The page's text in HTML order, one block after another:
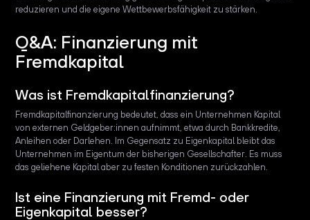
reduzieren und die eigene Wettbewerbsfähigkeit zu stärken.
Q&A: Finanzierung mit
Fremdkapital
Was ist Fremdkapitalfinanzierung?
Fremdkapitalfinanzierung bedeutet, dass ein Unternehmen Kapital
von externen Geldgeber:innen aufnimmt, etwa durch Bankkredite,
Anleihen oder Darlehen. Im Gegensatz zu Eigenkapital bleibt das
Unternehmen im Eigentum der bisherigen Gesellschafter. Es muss
das geliehene Kapital aber zu festen Konditionen zurückzahlen.
Ist eine Finanzierung mit Fremd- oder
Eigenkapital besser?